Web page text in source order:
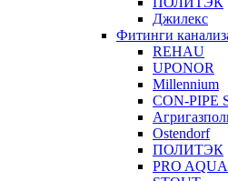
Джилекс
Фитинги
REHAU
UPONOR
Millennium
CON-PIPE
Ostendorf
ПОЛИТЭК
PRO AQUA